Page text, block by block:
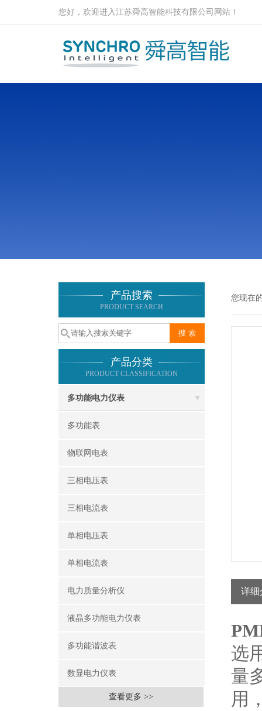
您好，欢迎进入江苏舜高智能科技有限公司网站！
产品搜索
PRODUCT SEARCH
产品分类
PRODUCT CLASSIFICATION
多功能电力仪表
多功能表
物联网电表
三相电压表
三相电流表
单相电压表
单相电流表
电力质量分析仪
液晶多功能电力仪表
多功能谐波表
数显电力仪表
查看更多 >>
您现在
详细
选
量
用